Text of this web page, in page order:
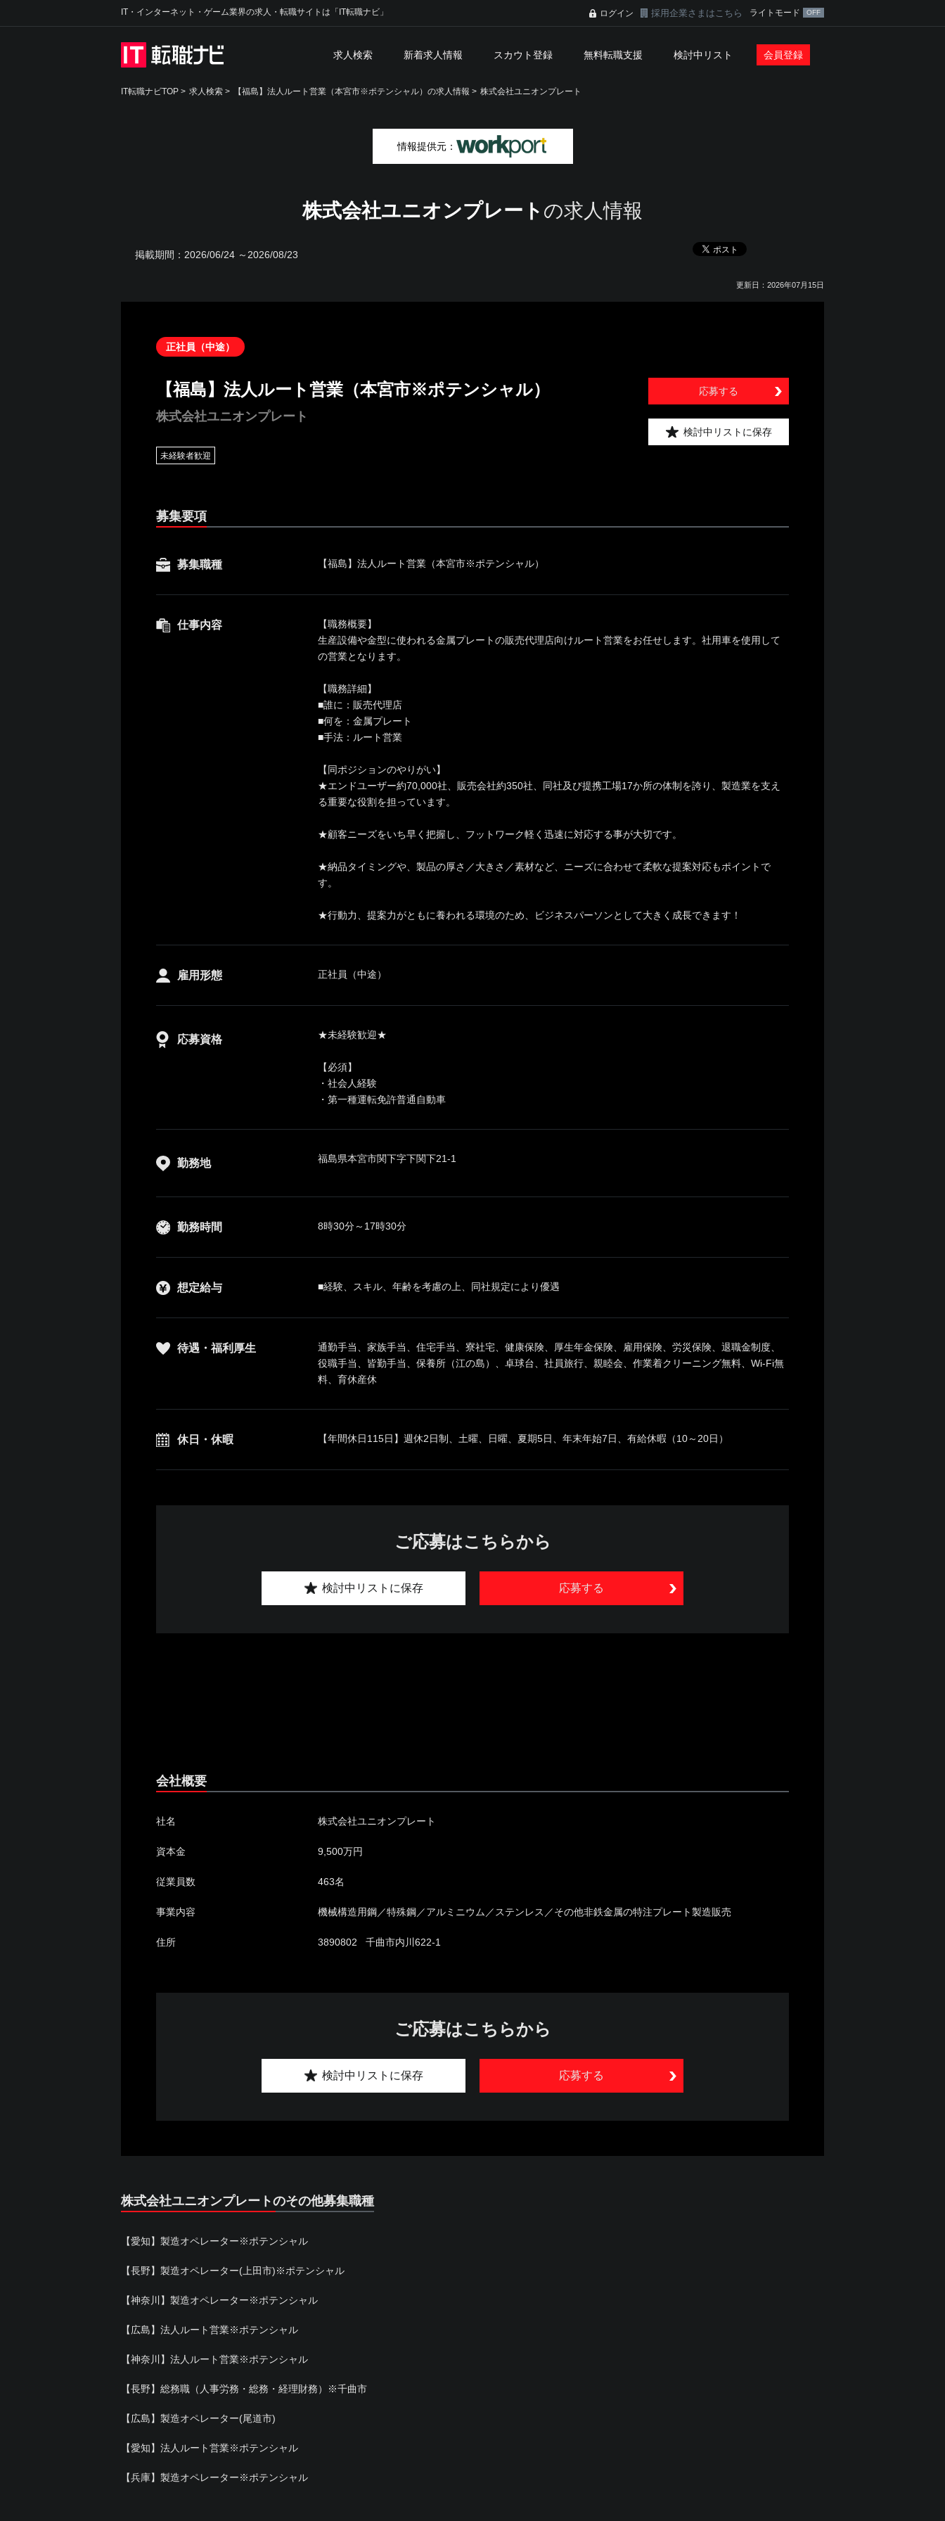
IT・インターネット・ゲーム業界の求人・転職サイトは「IT転職ナビ」 ログイン 採用企業さまはこちら ライトモード
求人検索 新着求人情報 スカウト登録 無料転職支援 検討中リスト 会員登録
IT転職ナビTOP > 求人検索 > 【福島】法人ルート営業（本宮市※ポテンシャル）の求人情報 > 株式会社ユニオンプレート
情報提供元：
株式会社ユニオンプレート の求人情報
掲載期間： 2026/06/24 ～2026/08/23
更新日：2026年07月15日
正社員（中途）
【福島】法人ルート営業（本宮市※ポテンシャル）
株式会社ユニオンプレート
未経験者歓迎
応募する
検討中リストに保存
募集要項
募集職種 【福島】法人ルート営業（本宮市※ポテンシャル）
仕事内容
【職務概要】
生産設備や金型に使われる金属プレートの販売代理店向けルート営業をお任せします。社用車を使用して
の営業となります。
【職務詳細】
■誰に：販売代理店
■何を：金属プレート
■手法：ルート営業
【同ポジションのやりがい】
★エンドユーザー約70,000社、販売会社約350社、同社及び提携工場17か所の体制を誇り、製造業を支え
る重要な役割を担っています。
★顧客ニーズをいち早く把握し、フットワーク軽く迅速に対応する事が大切です。
★納品タイミングや、製品の厚さ／大きさ／素材など、ニーズに合わせて柔軟な提案対応もポイントで
す。
★行動力、提案力がともに養われる環境のため、ビジネスパーソンとして大きく成長できます！
雇用形態 正社員（中途）
応募資格 ★未経験歓迎★
【必須】
・社会人経験
・第一種運転免許普通自動車
勤務地 福島県本宮市関下字下関下21-1
勤務時間 8時30分～17時30分
想定給与 ■経験、スキル、年齢を考慮の上、同社規定により優遇
待遇・福利厚生
通勤手当、家族手当、住宅手当、寮社宅、健康保険、厚生年金保険、雇用保険、労災保険、退職金制度、
役職手当、皆勤手当、保養所（江の島）、卓球台、社員旅行、親睦会、作業着クリーニング無料、Wi-Fi無
料、育休産休
休日・休暇 【年間休日115日】週休2日制、土曜、日曜、夏期5日、年末年始7日、有給休暇（10～20日）
ご応募はこちらから
応募する
検討中リストに保存
会社概要
社名 株式会社ユニオンプレート
資本金 9,500万円
従業員数 463名
事業内容 機械構造用鋼／特殊鋼／アルミニウム／ステンレス／その他非鉄金属の特注プレート製造販売
住所 3890802 千曲市内川622-1
ご応募はこちらから
応募する
検討中リストに保存
株式会社ユニオンプレートのその他募集職種
【愛知】製造オペレーター※ポテンシャル
【長野】製造オペレーター(上田市)※ポテンシャル
【神奈川】製造オペレーター※ポテンシャル
【広島】法人ルート営業※ポテンシャル
【神奈川】法人ルート営業※ポテンシャル
【長野】総務職（人事労務・総務・経理財務）※千曲市
【広島】製造オペレーター(尾道市)
【愛知】法人ルート営業※ポテンシャル
【兵庫】製造オペレーター※ポテンシャル